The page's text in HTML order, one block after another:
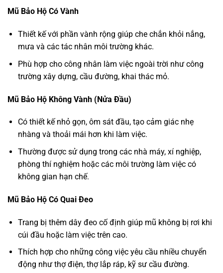
Mũ Bảo Hộ Có Vành
Thiết kế với phần vành rộng giúp che chắn khỏi nắng,
mưa và các tác nhân môi trường khác.
Phù hợp cho công nhân làm việc ngoài trời như công
trường xây dựng, cầu đường, khai thác mỏ.
Mũ Bảo Hộ Không Vành (Nửa Đầu)
Có thiết kế nhỏ gọn, ôm sát đầu, tạo cảm giác nhẹ
nhàng và thoải mái hơn khi làm việc.
Thường được sử dụng trong các nhà máy, xí nghiệp,
phòng thí nghiệm hoặc các môi trường làm việc có
không gian hạn chế.
Mũ Bảo Hộ Có Quai Đeo
Trang bị thêm dây đeo cố định giúp mũ không bị rơi khi
cúi đầu hoặc làm việc trên cao.
Thích hợp cho những công việc yêu cầu nhiều chuyển
động như thợ điện, thợ lắp ráp, kỹ sư cầu đường.